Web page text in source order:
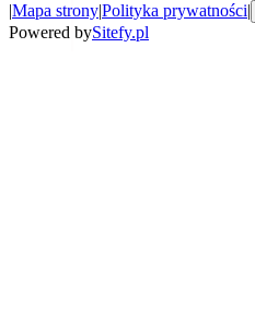
|Mapa strony|Polityka prywatności|
Powered bySitefy.pl